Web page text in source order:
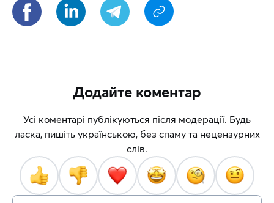
Додайте коментар
Усі коментарі публікуються після модерації. Будь
ласка, пишіть українською, без спаму та нецензурних
слів.